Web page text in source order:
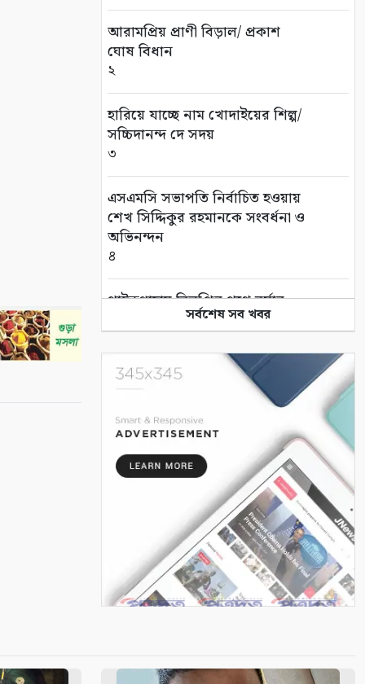
আরামপ্রিয় প্রাণী বিড়াল/ প্রকাশ
ঘোষ বিধান
২
হারিয়ে যাচ্ছে নাম খোদাইয়ের শিল্প/
সচ্চিদানন্দ দে সদয়
৩
এসএমসি সভাপতি নির্বাচিত হওয়ায়
শেখ সিদ্দিকুর রহমানকে সংবর্ধনা ও
অভিনন্দন
৪
পাইকগাছায় বিলুপ্তির পথে বর্ষার
সাতক্ষীরা আদালত চত্বর থেকে
হ্যান্ডক্যাপ পরা আসামীর পালানোর
ব্যর্থ চেষ্টা
৬
সুন্দরবনে আত্মসমর্পণকারী
বনদস্যুরা আবারও সক্রিয়?
জেলেদের অভিযোগে নতুন আতঙ্ক
শ্যামনগরে ফাইটার ক্যারাতে ক্লাবের
বেল্ট প্রদান অনুষ্ঠান
ভারত পাচারকালে বেনাপোল
সর্বশেষ সব খবর